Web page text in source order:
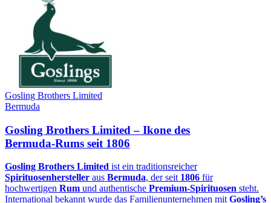
Gosling Brothers Limited
Bermuda
Gosling Brothers Limited – Ikone des
Bermuda‑Rums seit 1806
Gosling Brothers Limited ist ein traditionsreicher
Spirituosenhersteller aus Bermuda, der seit 1806 für
hochwertigen Rum und authentische Premium‑Spirituosen steht.
International bekannt wurde das Familienunternehmen mitGosling’s